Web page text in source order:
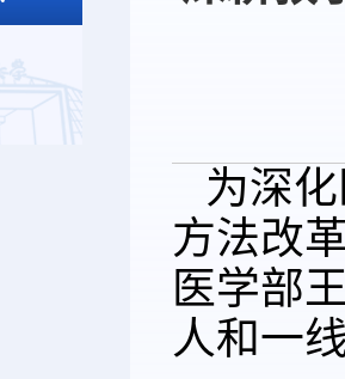
为深
方法改
医学部
人和一